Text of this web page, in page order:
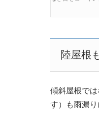
陸屋根
傾斜屋根で
す）も雨漏り